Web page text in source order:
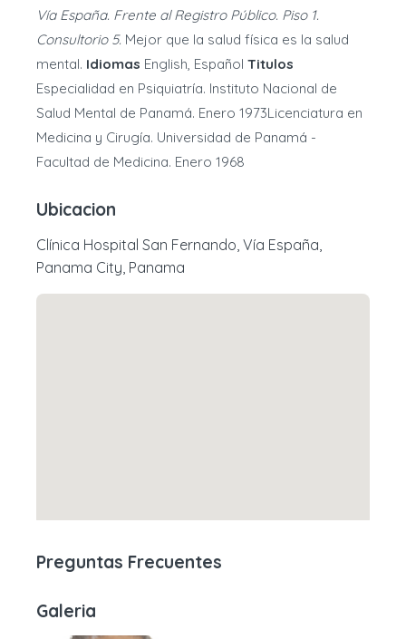
Vía España. Frente al Registro Público. Piso 1.
Consultorio 5. Mejor que la salud física es la salud
mental. Idiomas English, Español Titulos
Especialidad en Psiquiatría. Instituto Nacional de
Salud Mental de Panamá. Enero 1973Licenciatura en
Medicina y Cirugía. Universidad de Panamá -
Facultad de Medicina. Enero 1968
Ubicacion
Clínica Hospital San Fernando, Vía España,
Panama City, Panama
Preguntas Frecuentes
Galeria